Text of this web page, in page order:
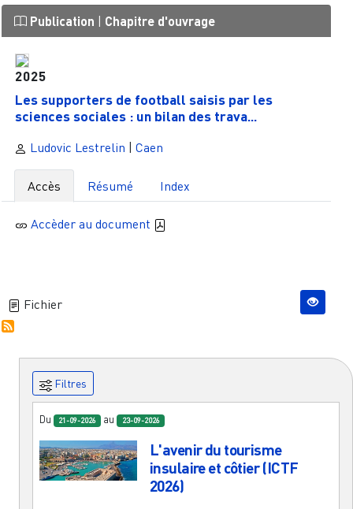
Publication Chapitre d'ouvrage
2025
Les supporters de football saisis par les
sciences sociales : un bilan des trava...
Ludovic Lestrelin | Caen
Accès Résumé Index
Accèder au document
Fichier
Filtres
Du 21-09-2026 au 23-09-2026
L'avenir du tourisme
insulaire et côtier (ICTF
2026)